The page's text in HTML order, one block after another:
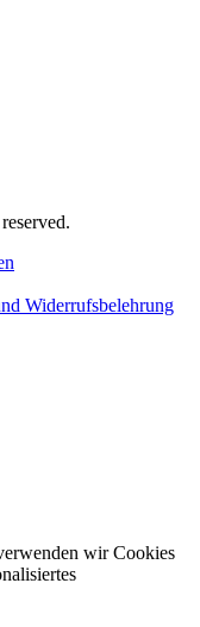
Widerrufsbelehrung
wir Cookies